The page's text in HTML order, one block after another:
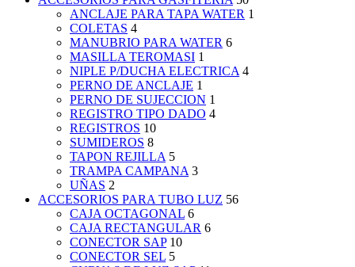
ANCLAJE PARA TAPA WATER 1
COLETAS 4
MANUBRIO PARA WATER 6
MASILLA TEROMASI 1
NIPLE P/DUCHA ELECTRICA 4
PERNO DE ANCLAJE 1
PERNO DE SUJECCION 1
REGISTRO TIPO DADO 4
REGISTROS 10
SUMIDEROS 8
TAPON REJILLA 5
TRAMPA CAMPANA 3
UÑAS 2
ACCESORIOS PARA TUBO LUZ 56
CAJA OCTAGONAL 6
CAJA RECTANGULAR 6
CONECTOR SAP 10
CONECTOR SEL 5